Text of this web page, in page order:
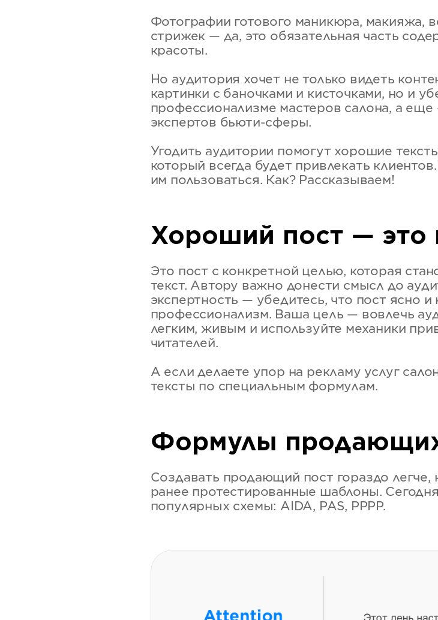
Фотографии готового маникюра, макияжа,
стрижек — да, это обязательная часть
красоты.
Но аудитория хочет не только видеть
картинки с баночками и кисточками, но и
профессионализме мастеров салона, а еще
экспертов бьюти-сферы.
Угодить аудитории помогут хорошие
который всегда будет привлекать
им пользоваться. Как? Рассказываем!
Хороший пост — это
Это пост с конкретной целью, которая
текст. Автору важно донести смысл до
экспертность — убедитесь, что пост ясно
профессионализм. Ваша цель — вовлечь
легким, живым и используйте механики
читателей.
А если делаете упор на рекламу услуг
тексты по специальным формулам.
Формулы
Создавать продающий пост гораздо легче,
ранее протестированные шаблоны.
популярных схемы: AIDA, PAS, PPPP.